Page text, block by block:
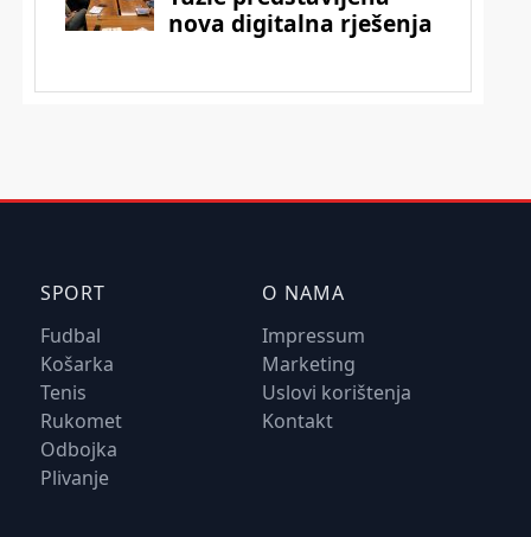
SPORT
Fudbal
Košarka
Tenis
Rukomet
Odbojka
Plivanje
O NAMA
Impressum
Marketing
Uslovi korištenja
Kontakt